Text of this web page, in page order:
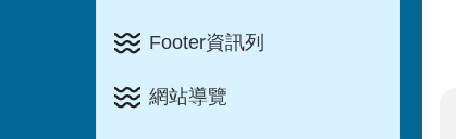
Footer資訊列
網站導覽